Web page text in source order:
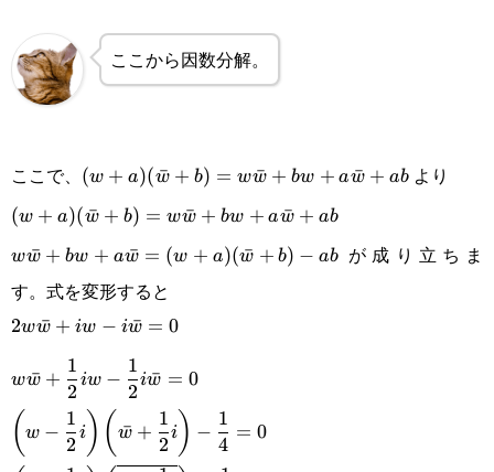
w+i}\\w(\bar w+i)=-\bar
w(w-i)\\w\bar w+iw=-
w+iw-i\bar w=0
ここから因数分解。
ここで、 (w+a)(\bar
w+b)=w\bar
w+bw+a\bar
w+ab
(w + a)(w
ˉ + b) = ww
ˉ + bw + aw
ˉ + ab より
(w+a)(\bar
w+b)=w\bar
w+bw+a\bar
w+ab\\w\bar
w+bw+a\bar
w=(w+a)
(\bar w+b)-
(w + a)(w
ˉ + b) = ww
ˉ + bw + aw
ˉ + ab
ww
ˉ + bw + aw
ˉ = (w + a)(w
ˉ + b) − ab が成り立ちま
す。式を変形すると
2w\bar w+iw-i\bar
w=0\\\displaystyle w\bar
w+\frac{1}{2}iw-\frac{1}
{2}i\bar w=0\\\displaystyle
2ww
ˉ + iw − iw
ˉ = 0
ww
ˉ +
2
1
iw −
2
1
iw
ˉ = 0
( w −
2
1
i)( w
ˉ +
2
1
i ) −
4
1
= 0